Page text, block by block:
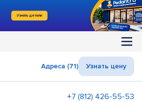
Узнать детали
Адреса (71) Узнать цену
+7 (812) 426-55-53